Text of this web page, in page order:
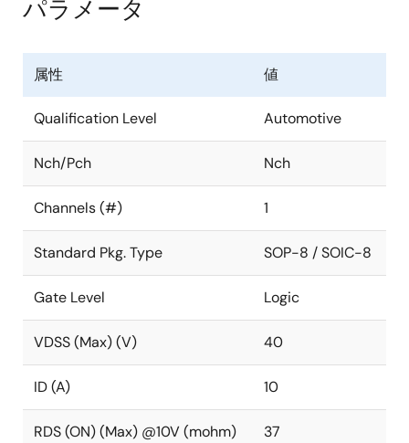
パラメータ
属性 値
Qualification Level Automotive
Nch/Pch Nch
Channels (#) 1
Standard Pkg. Type SOP-8 / SOIC-8
Gate Level Logic
VDSS (Max) (V) 40
ID (A) 10
RDS (ON) (Max) @10V (mohm) 37